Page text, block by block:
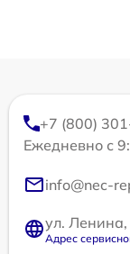
+7 (800)
Ежедневно с
info@nec-
ул. Ленина,
Адрес